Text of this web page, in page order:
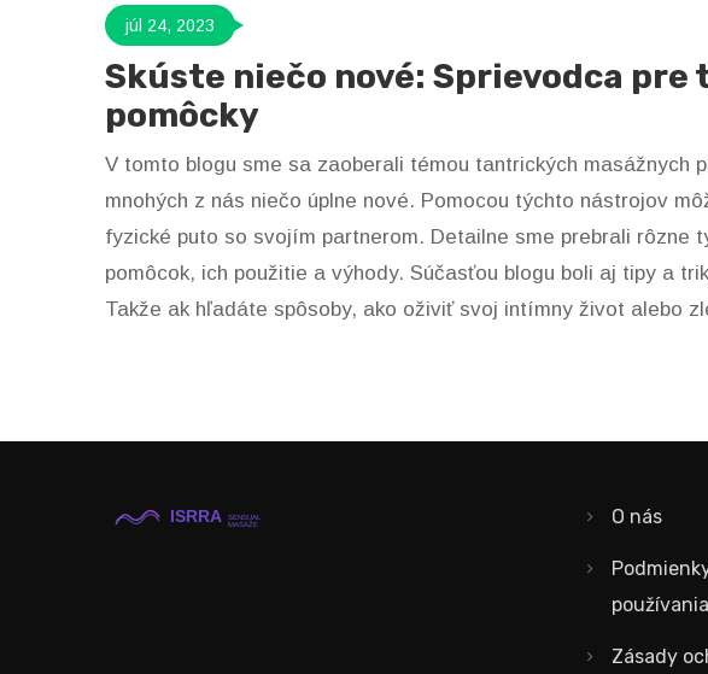
júl 24, 2023
Skúste niečo nové: Sprievodca
pomôcky
V tomto blogu sme sa zaoberali témou tantrických masážnych
mnohých z nás niečo úplne nové. Pomocou týchto nástrojov
fyzické puto so svojím partnerom. Detailne sme prebrali rôzne
pomôcok, ich použitie a výhody. Súčasťou blogu boli aj tipy a
Takže ak hľadáte spôsoby, ako oživiť svoj intímny život alebo
O nás
používania
Zásady